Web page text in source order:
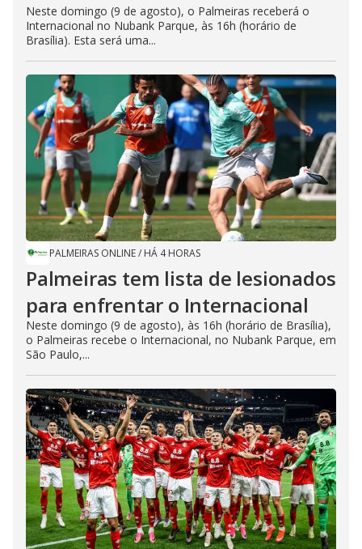
Neste domingo (9 de agosto), o Palmeiras receberá o
Internacional no Nubank Parque, às 16h (horário de
Brasília). Esta será uma...
PALMEIRAS ONLINE/ HÁ 4 HORAS
Palmeiras tem lista de lesionados
para enfrentar o Internacional
Neste domingo (9 de agosto), às 16h (horário de Brasília),
o Palmeiras recebe o Internacional, no Nubank Parque, em
São Paulo,...